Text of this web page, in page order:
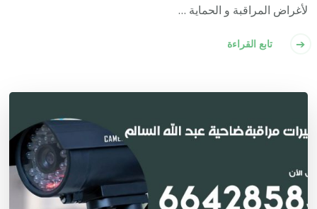
لأغراض المراقبة و الحماية …
تابع القراءة